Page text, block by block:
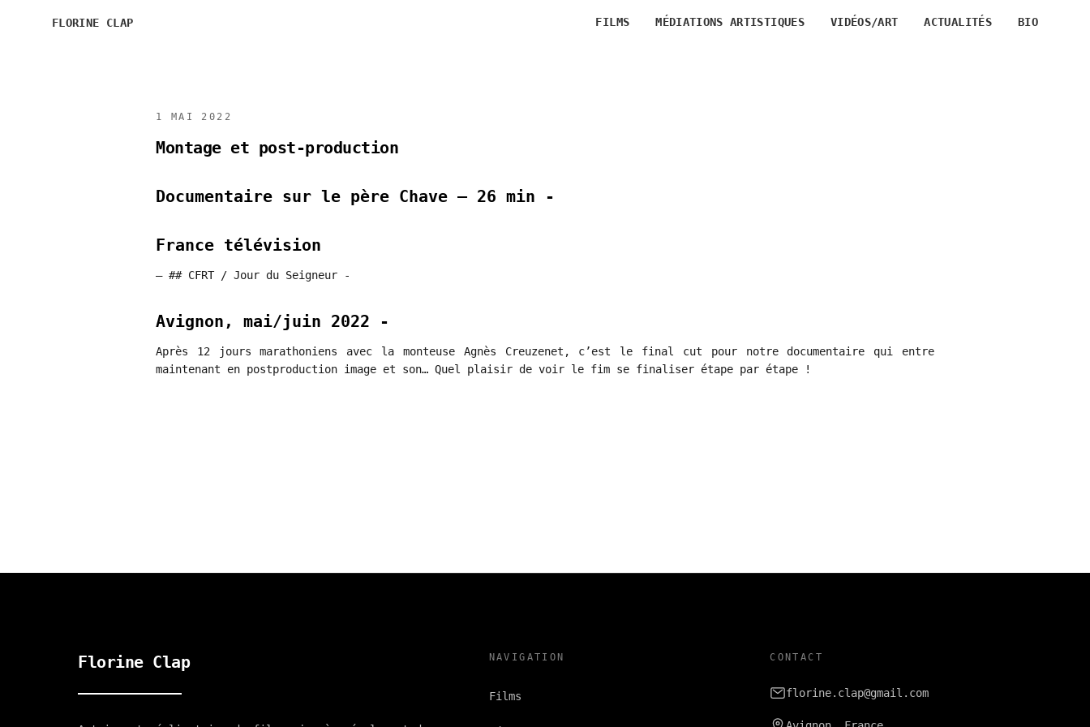
FLORINE CLAP FILMS MÉDIATIONS ARTISTIQUES VIDÉOS/ART ACTUALITÉS BIO
1 MAI 2022
Montage et post-production
Documentaire sur le père Chave – 26 min -
France télévision
– ## CFRT / Jour du Seigneur -
Avignon, mai/juin 2022 -
Après 12 jours marathoniens avec la monteuse Agnès Creuzenet, c’est le final cut pour notre documentaire qui entre
maintenant en postproduction image et son… Quel plaisir de voir le fim se finaliser étape par étape !
Florine Clap NAVIGATION
Films
CONTACT
florine.clap@gmail.com